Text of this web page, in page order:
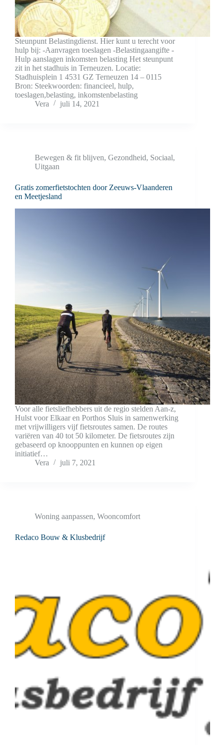
Steunpunt Belastingdienst. Hier kunt u terecht voor
hulp bij: -Aanvragen toeslagen -Belastingaangifte -
Hulp aanslagen inkomsten belasting Het steunpunt
zit in het stadhuis in Terneuzen. Locatie:
Stadhuisplein 1 4531 GZ Terneuzen 14 – 0115
Bron: Steekwoorden: financieel, hulp,
toeslagen,belasting, inkomstenbelasting
Vera
juli 14, 2021
Bewegen & fit blijven, Gezondheid, Sociaal,
Uitgaan
Gratis zomerfietstochten door Zeeuws-Vlaanderen
en Meetjesland
Voor alle fietsliefhebbers uit de regio stelden Aan-z,
Hulst voor Elkaar en Porthos Sluis in samenwerking
met vrijwilligers vijf fietsroutes samen. De routes
variëren van 40 tot 50 kilometer. De fietsroutes zijn
gebaseerd op knooppunten en kunnen op eigen
initiatief…
Vera
juli 7, 2021
Woning aanpassen, Wooncomfort
Redaco Bouw & Klusbedrijf